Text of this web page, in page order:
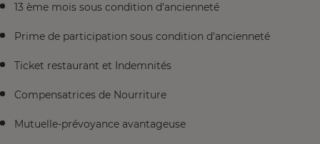
13 ème mois sous condition d'ancienneté
Prime de participation sous condition d'ancienneté
Ticket restaurant et Indemnités
Compensatrices de Nourriture
Mutuelle-prévoyance avantageuse